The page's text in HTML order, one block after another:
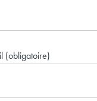
(obligatoire)